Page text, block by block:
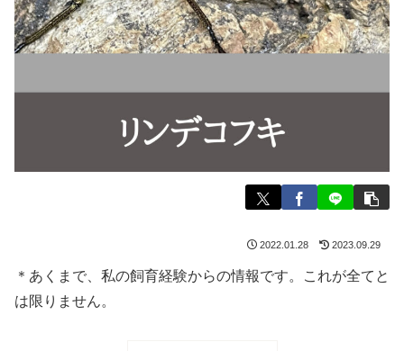
2022.01.28 2023.09.29
＊あくまで、私の飼育経験からの情報です。これが全てと
は限りません。